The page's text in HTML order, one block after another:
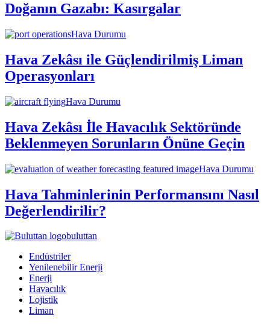
Doğanın Gazabı: Kasırgalar
Hava Durumu
Hava Zekâsı ile Güçlendirilmiş Liman
Operasyonları
Hava Durumu
Hava Zekâsı İle Havacılık Sektöründe
Beklenmeyen Sorunların Önüne Geçin
Hava Durumu
Hava Tahminlerinin Performansını Nasıl
Değerlendirilir?
buluttan
Endüstriler
Yenilenebilir Enerji
Enerji
Havacılık
Lojistik
Liman